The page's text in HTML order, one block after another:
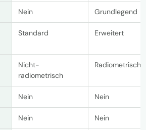
Nein Grundlegend
Standard Erweitert
Nicht-
radiometrisch
Radiometrisch
Nein Nein
Nein Nein